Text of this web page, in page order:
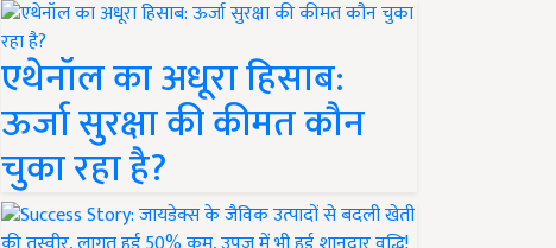
एथेनॉल का अधूरा हिसाब:
ऊर्जा सुरक्षा की कीमत कौन
चुका रहा है?